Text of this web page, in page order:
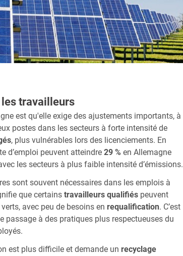
travailleurs
est qu'elle exige des ajustements importants, à
postes dans les secteurs à forte intensité de
, plus vulnérables lors des licenciements. En
d’emploi peuvent atteindre 29 % en Allemagne
les secteurs à plus faible intensité d’émissions.
sont souvent nécessaires dans les emplois à
que certains travailleurs qualifiés peuvent
avec peu de besoins en requalification. C’est
passage à des pratiques plus respectueuses du
est plus difficile et demande un recyclage